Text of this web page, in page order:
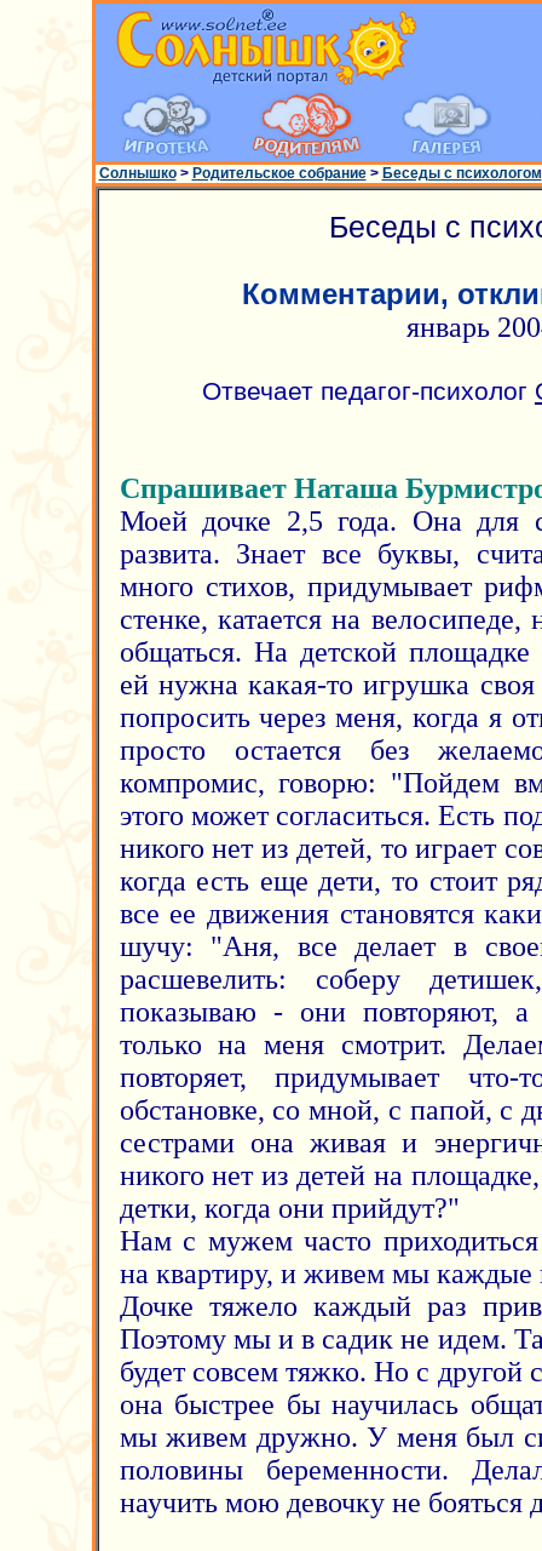
Солнышко> Родительское собрание> Беседы с психологом
Беседы с
Комментарии,
январь
Отвечает педагог-психолог
Спрашивает Наташа
Моей дочке 2,5 года. Она для
развита. Знает все буквы,
много стихов, придумывает
стенке, катается на
общаться. На детской
ей нужна какая-то игрушка
попросить через меня, когда я
просто остается без
компромис, говорю: "Пойдем
этого может согласиться. Есть
никого нет из детей, то играет
когда есть еще дети, то стоит
все ее движения становятся
шучу: "Аня, все делает в
расшевелить: соберу
показываю - они повторяют,
только на меня смотрит.
повторяет, придумывает
обстановке, со мной, с папой, с
сестрами она живая и
никого нет из детей на
детки, когда они прийдут?"
Нам с мужем часто
на квартиру, и живем мы каждые
Дочке тяжело каждый раз
Поэтому мы и в садик не идем.
будет совсем тяжко. Но с другой
она быстрее бы научилась
мы живем дружно. У меня был
половины беременности.
научить мою девочку не бояться